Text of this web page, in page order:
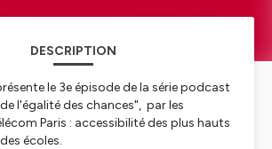
DESCRIPTION
le 3e épisode de la série podcast
l'égalité des chances", par les
Paris : accessibilité des plus hauts
écoles.